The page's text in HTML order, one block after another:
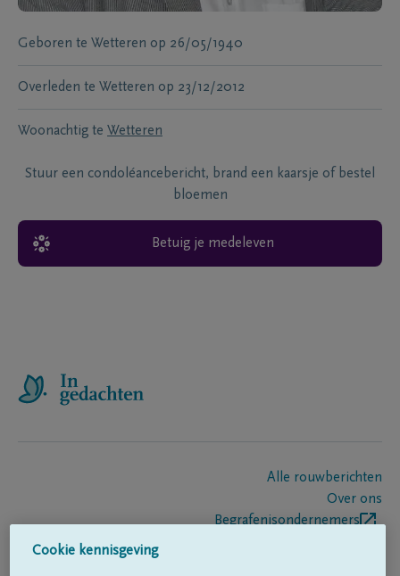
Geboren te Wetteren op 26/05/1940
Overleden te Wetteren op 23/12/2012
Woonachtig te Wetteren
Stuur een condoléancebericht, brand een kaarsje of bestel
bloemen
Betuig je medeleven
Alle rouwberichten
Over ons
Begrafenisondernemers
Cookie kennisgeving